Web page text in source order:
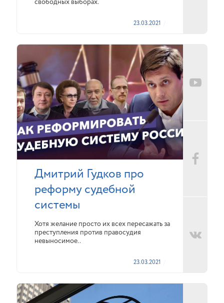
свободных выборах.
23.03.2021
Дмитрий Гудков про
реформу судебной
системы
Хотя желание просто их всех пересажать за
преступления против правосудия
невыносимое..
23.03.2021